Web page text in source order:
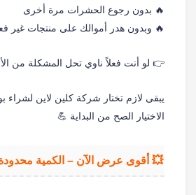
🔥 بدون رجوع الحشرات مرة أخرى
🔥 وبدون هدر أموالك على منتجات غير
👉 لو أنت فعلاً ناوي تحل المشكلة من
يبقى لازم تختار شركة كلين لاين لشراء
الاختيار الصح من البداية 💪
💥 أقوى عرض الآن – الكمية